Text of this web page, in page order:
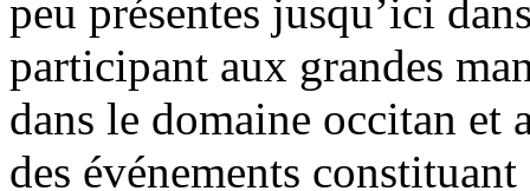
peu présentes jusqu’ici
participant aux grandes
dans le domaine occitan et
des événements